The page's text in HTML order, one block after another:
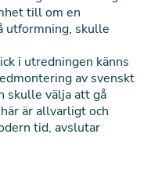
till om en
utformning, skulle
i utredningen känns
av svenskt
skulle välja att gå
är allvarligt och
tid, avslutar